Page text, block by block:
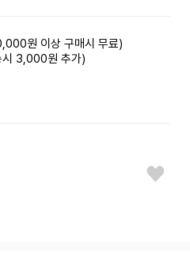
원 이상 구매시 무료)
시 3,000원 추가)